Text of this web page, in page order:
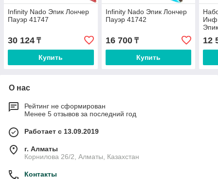
Infinity Nado Эпик Лончер
Пауэр 41747
30 124 ₸
Купить
Infinity Nado Эпик Лончер
Пауэр 41742
16 700₸
Купить
12
О нас
Рейтинг не сформирован
Менее 5 отзывов за последний год
Работает с 13.09.2019
г. Алматы
Корнилова 26/2, Алматы, Казахстан
Контакты